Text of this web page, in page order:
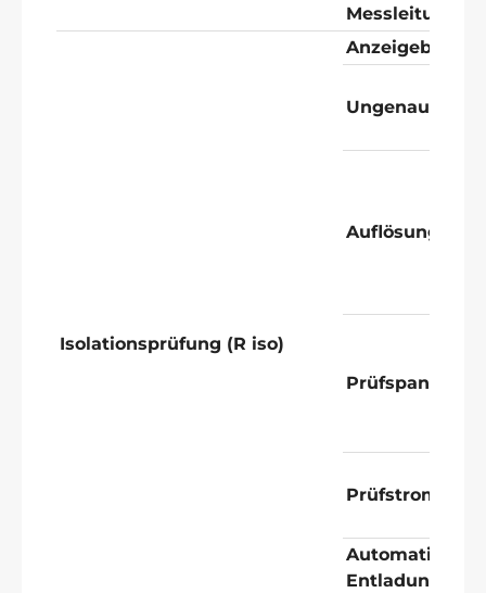
Isolationsprüfung (R iso)
Ungenauigkeit
Auflösung
Prüfspannung
Prüfstrom
Automatische
Entladungszeit